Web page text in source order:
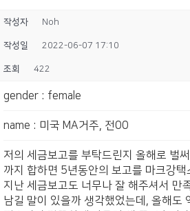
작성자 Noh
작성일 2022-06-07 17:10
조회 422
gender : female
name : 미국 MA거주, 전00
저의 세금보고를 부탁드린지 올해로 벌
까지 합하면 5년동안의 보고를 마크강
지난 세금보고도 너무나 잘 해주셔서 만
남길 말이 있을까 생각했었는데, 올해도